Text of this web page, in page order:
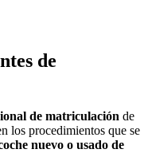
de
de matriculación de
los procedimientos que se
nuevo o usado de